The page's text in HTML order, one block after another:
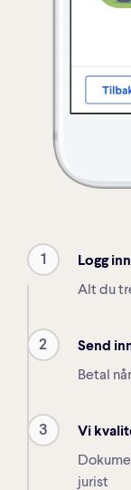
1
Logg
Alt du
2
Send
Betal
3
Vi
jurist